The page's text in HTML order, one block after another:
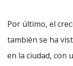
Por último, el
también se ha
en la ciudad, con